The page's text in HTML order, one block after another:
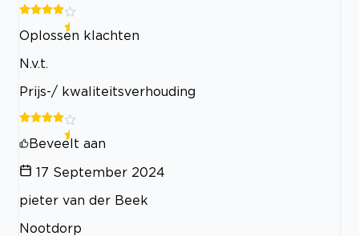
Oplossen klachten
N.v.t.
Prijs-/ kwaliteitsverhouding
Beveelt aan
17 September 2024
pieter van der Beek
Nootdorp